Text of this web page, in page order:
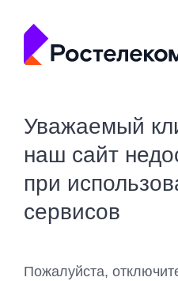
Уважаемый
наш сайт
при
сервисов
Пожалуйста,